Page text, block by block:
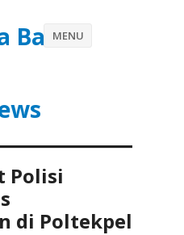
Batu
MENU
Polisi
di Poltekpel